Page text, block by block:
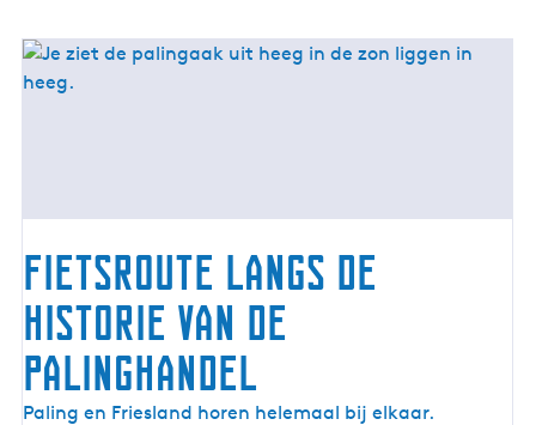
Fietsroute langs de
historie van de
palinghandel
F
Paling en Friesland horen helemaal bij elkaar.